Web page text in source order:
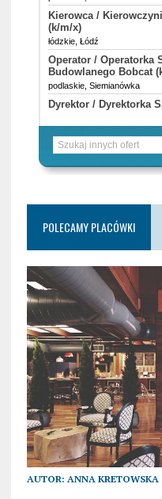
POLECAMY PLACÓWKI
AUTOR: ANNA KRETOWSKA